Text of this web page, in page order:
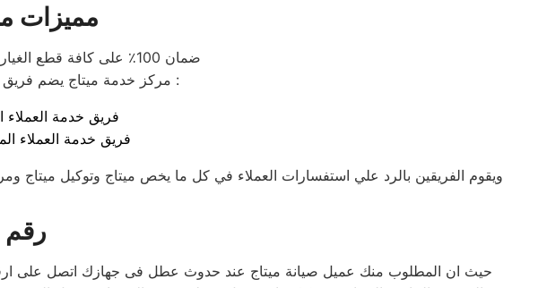
مميزات
ضمان 100٪ على كافة قطع الغيار لمدة عام كامل والصيانة ولدينا فحص مجاني لجميع الاجهزة
مركز خدمة ميتاج يضم فريق من موظفي خدمة العملاء المنقسمين الي فريقين وهما :
فريق خدمة العملاء
فريق خدمة العملاء
ويقوم الفريقين بالرد علي استفسارات العملاء في كل ما يخص ميتاج وتوكيل ميتاج
رقم
حيث ان المطلوب منك عميل صيانة ميتاج عند حدوث عطل فى جهازك اتصل على